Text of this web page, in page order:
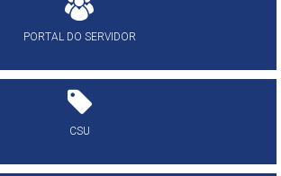
PORTAL DO SERVIDOR
CSU